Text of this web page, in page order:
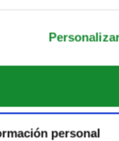
personal